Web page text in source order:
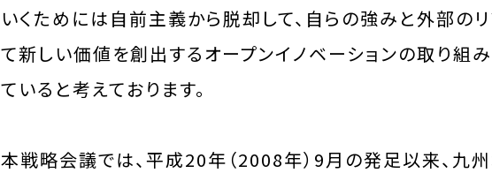
いくためには自前主義から脱却して、自らの強みと外部の
て新しい価値を創出するオープンイノベーションの取り組
ていると考えております。
本戦略会議では、平成20年（2008年）9月の発足以来、九